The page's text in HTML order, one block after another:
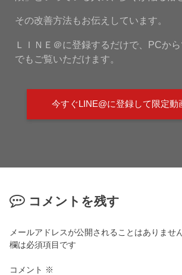
その改善方法もお伝えしています。
ＬＩＮＥ＠に登録するだけで、PCか
でもご覧いただけます。
今すぐLINE@に登録して限定動
コメントを残す
メールアドレスが公開されることはありません
欄は必須項目です
コメント ※